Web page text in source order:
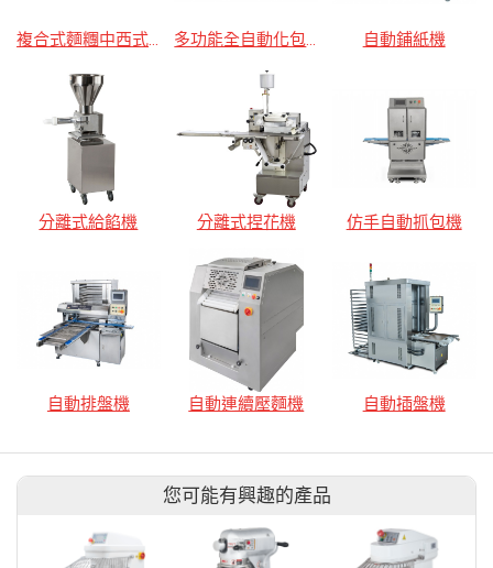
複合式麵糰中西式全自動化生產線(包子機饅頭機適用)(搭配蒸箱) 多功能全自動化包子/麵包/酥餅麵糰成型生產線 自動鋪紙機
分離式給餡機 分離式捏花機 仿手自動抓包機
自動排盤機 自動連續壓麵機 自動插盤機
您可能有興趣的產品